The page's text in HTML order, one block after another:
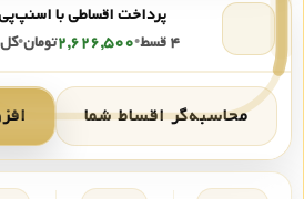
پرداخت اقساطی با
۴ قسط
•۲,۶۲۶,۵۰۰تومان•کل
محاسبه‌گر اقساط شما